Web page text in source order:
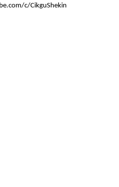
c/CikguShekin